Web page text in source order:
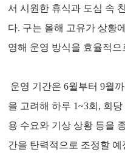
서 시원한 휴식과 도심 속
다. 구는 올해 고유가 상황
영해 운영 방식을 효율적으
운영 기간은 6월부터 9월
을 고려해 하루 1~3회, 회
용 수요와 기상 상황 등을
간을 탄력적으로 조정할 예